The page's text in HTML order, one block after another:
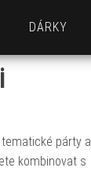
DÁRKY
párty a
kombinovat s